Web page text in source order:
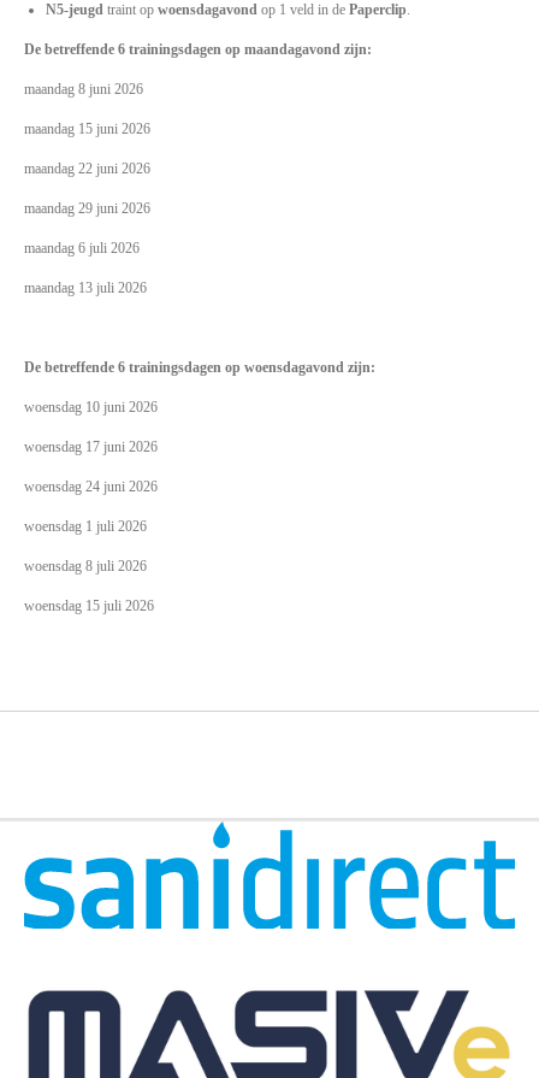
N5-jeugd traint op woensdagavond op 1 veld in de Paperclip.
De betreffende 6 trainingsdagen op maandagavond zijn:
maandag 8 juni 2026
maandag 15 juni 2026
maandag 22 juni 2026
maandag 29 juni 2026
maandag 6 juli 2026
maandag 13 juli 2026
De betreffende 6 trainingsdagen op woensdagavond zijn:
woensdag 10 juni 2026
woensdag 17 juni 2026
woensdag 24 juni 2026
woensdag 1 juli 2026
woensdag 8 juli 2026
woensdag 15 juli 2026